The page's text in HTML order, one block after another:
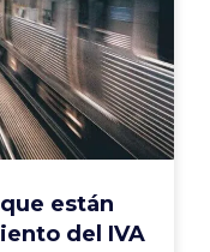
están
del IVA